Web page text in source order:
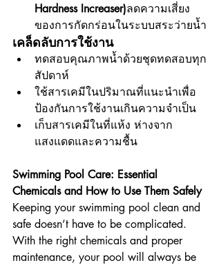
Hardness Increaser)ลดความเสี่ยง
ของการกัดกร่อนในระบบสระว่ายน้ำ
เคล็ดลับการใช้งาน
ทดสอบคุณภาพน้ำด้วยชุดทดสอบทุก
สัปดาห์
ใช้สารเคมีในปริมาณที่แนะนำเพื่อ
ป้องกันการใช้งานเกินความจำเป็น
เก็บสารเคมีในที่แห้ง ห่างจาก
แสงแดดและความชื้น
Swimming Pool Care: Essential
Chemicals and How to Use Them Safely
Keeping your swimming pool clean and
safe doesn’t have to be complicated.
With the right chemicals and proper
maintenance, your pool will always be